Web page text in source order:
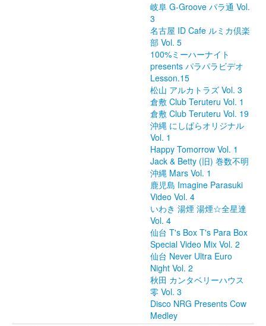
岐阜 G-Groove パラ通 Vol.
3
名古屋 ID Cafe ルミカ倶楽
部 Vol. 5
100%ミーハーナイト
presents パラパラビデオ
Lesson.15
松山 アルカトラズ Vol. 3
倉敷 Club Teruteru Vol. 1
倉敷 Club Teruteru Vol. 19
沖縄 にしぱらオリジナル
Vol. 1
Happy Tomorrow Vol. 1
Jack & Betty (旧) 巻数不明
沖縄 Mars Vol. 1
鹿児島 Imagine Parasuki
Video Vol. 4
いわき 湯煙 湯煙☆全星達
Vol. 4
仙台 T's Box T's Para Box
Special Video Mix Vol. 2
仙台 Never Ultra Euro
Night Vol. 2
秋田 カンタベリーハウス
零 Vol. 3
Disco NRG Presents Cow
Medley